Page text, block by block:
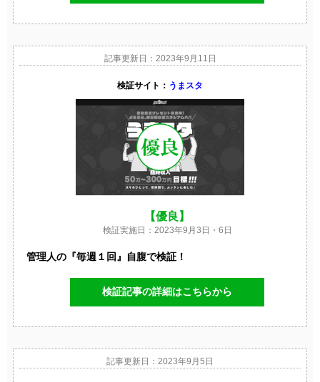
記事更新日：2023年9月11日
検証サイト： うまスタ
【優良】
検証実施日：2023年9月3日・6日
管理人の『毎週１回』自腹で検証！
検証記事の詳細はこちらから
記事更新日：2023年9月5日